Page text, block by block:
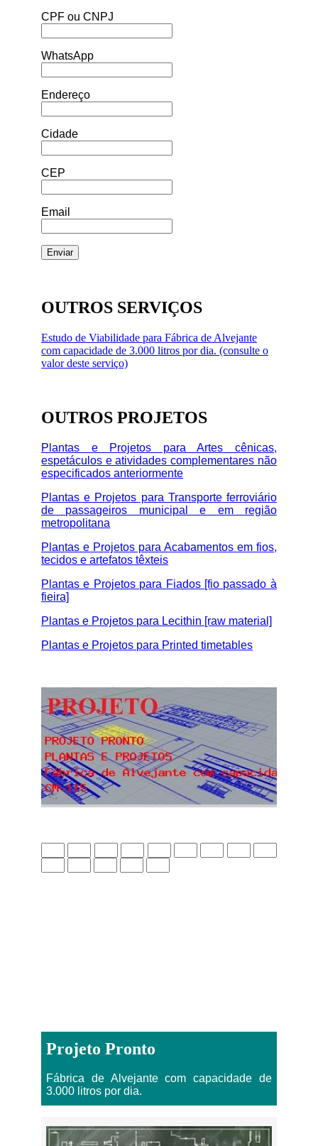
CPF ou CNPJ
WhatsApp
Endereço
Cidade
CEP
Email
OUTROS SERVIÇOS
Estudo de Viabilidade para Fábrica de Alvejante
com capacidade de 3.000 litros por dia. (consulte o
valor deste serviço)
OUTROS PROJETOS
Plantas e Projetos para Artes cênicas,
espetáculos e atividades complementares não
especificados anteriormente
Plantas e Projetos para Transporte ferroviário
de passageiros municipal e em região
metropolitana
Plantas e Projetos para Acabamentos em fios,
tecidos e artefatos têxteis
Plantas e Projetos para Fiados [fio passado à
fieira]
Plantas e Projetos para Lecithin [raw material]
Plantas e Projetos para Printed timetables
Projeto Pronto
Fábrica de Alvejante com capacidade de
3.000 litros por dia.